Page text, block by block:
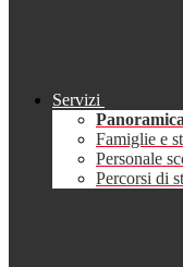
Servizi
Panoramica
Famiglie e
Personale
Percorsi di